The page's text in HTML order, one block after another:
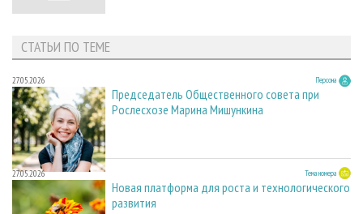
СТАТЬИ ПО ТЕМЕ
27.05.2026 Персона
Председатель Общественного совета при
Рослесхозе Марина Мишункина
27.05.2026 Тема номера
Новая платформа для роста и технологического
развития